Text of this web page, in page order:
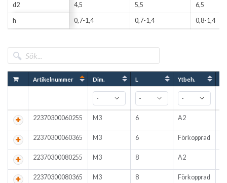
d2 4,5 5,5 6,5
h 0,7-1,4 0,7-1,4 0,8-1,4
Artikelnummer Dim. L Ytbeh.
22370300060255 M3 6 A2
22370300060365 M3 6 Förkopprad
22370300080255 M3 8 A2
22370300080365 M3 8 Förkopprad